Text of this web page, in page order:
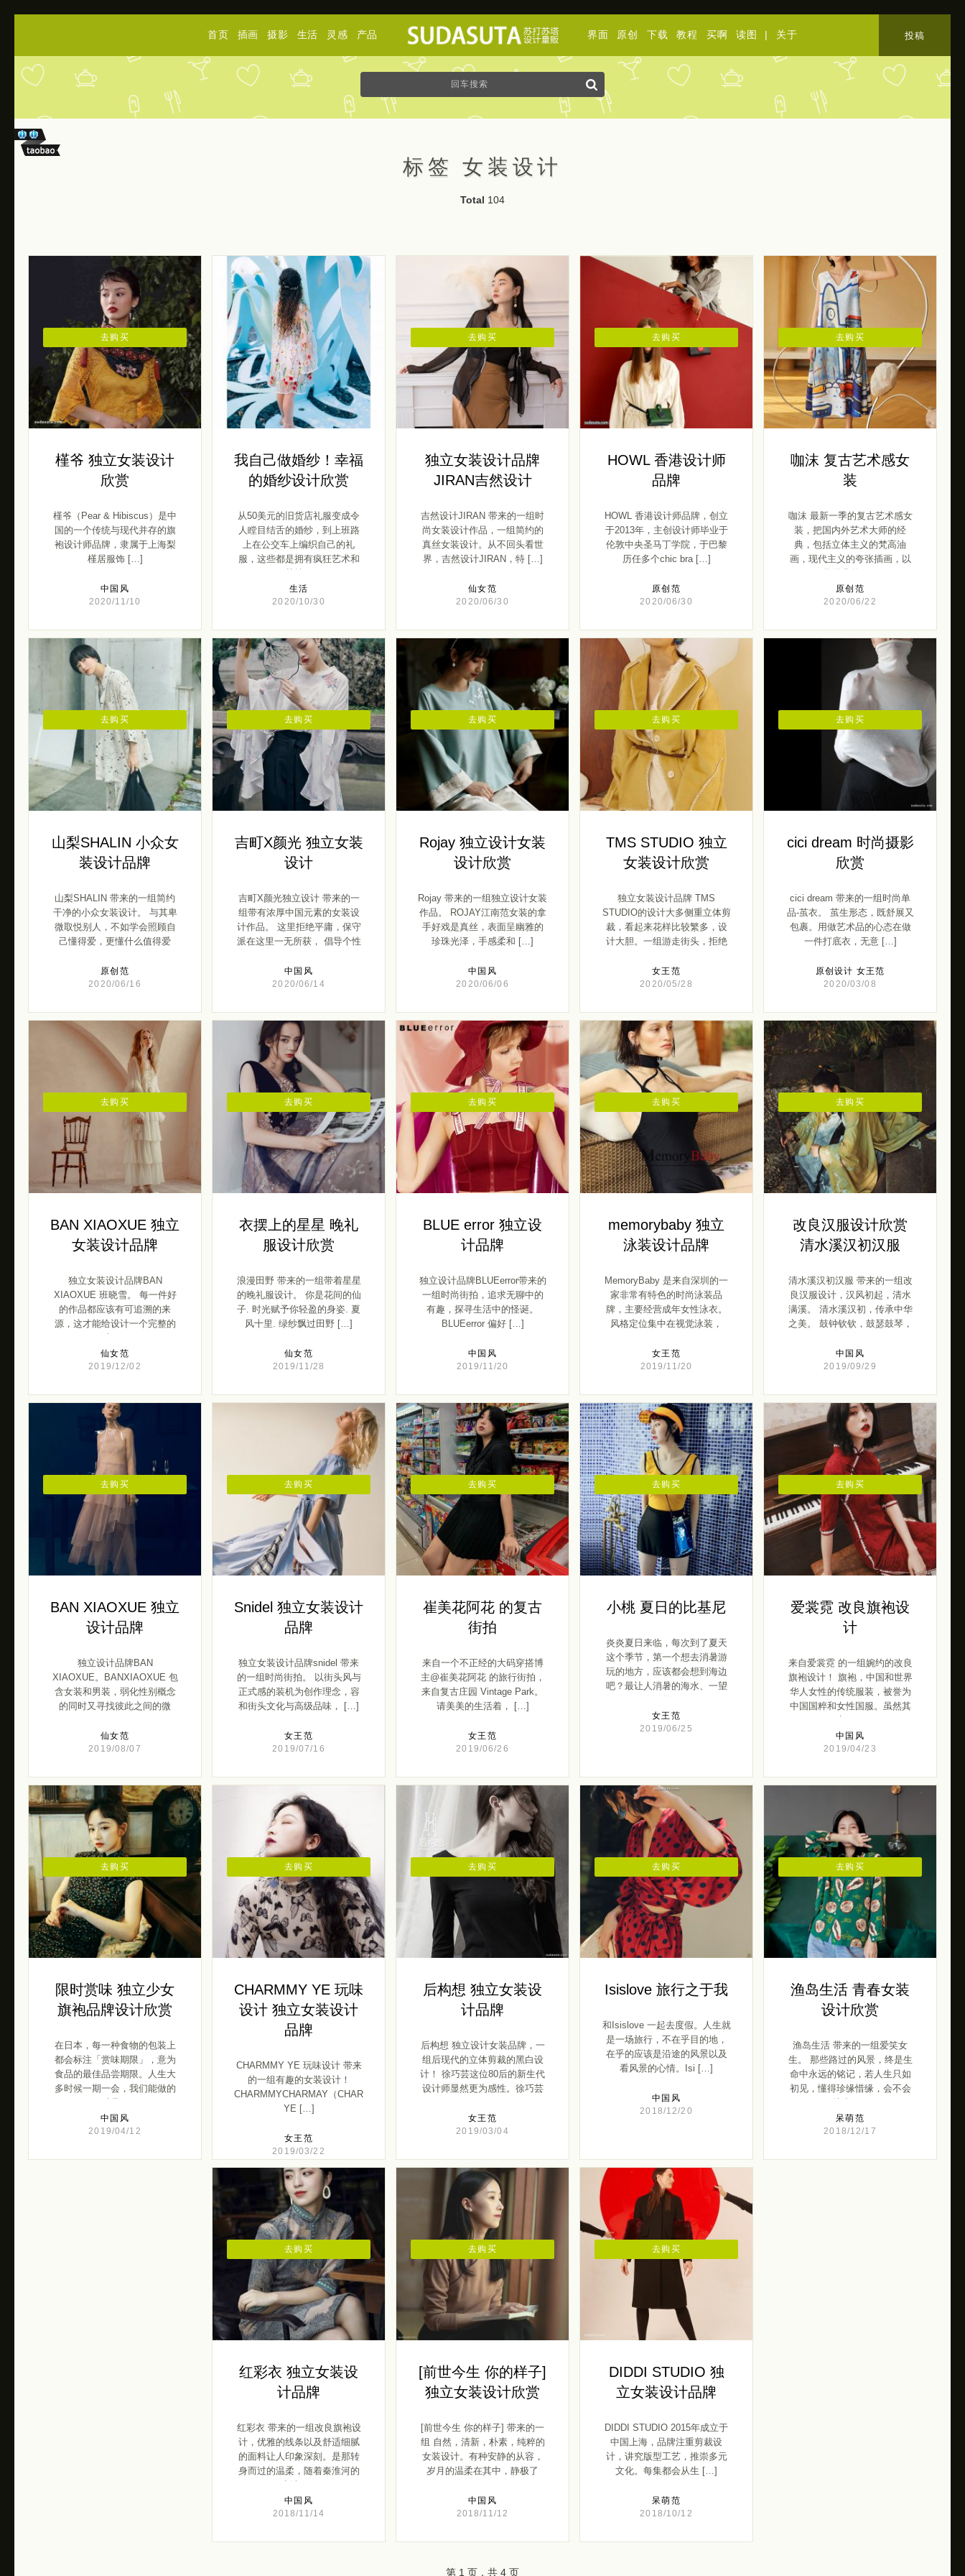
首页 插画 摄影 生活 灵感 产品 界面 原创 下载 教程 买啊 读图 | 关于 投稿
标签 女装设计
Total 104
去购买
槿爷 独立女装设计
欣赏
槿爷（Pear & Hibiscus）是中
国的一个传统与现代并存的旗
袍设计师品牌，隶属于上海梨
槿居服饰 […]
中国风
2020/11/10
我自己做婚纱！幸福
的婚纱设计欣赏
从50美元的旧货店礼服变成令
人瞠目结舌的婚纱，到上班路
上在公交车上编织自己的礼
服，这些都是拥有疯狂艺术和
生活
2020/10/30
去购买
独立女装设计品牌
JIRAN吉然设计
吉然设计JIRAN 带来的一组时
尚女装设计作品，一组简约的
真丝女装设计。从不回头看世
界，吉然设计JIRAN，特 […]
仙女范
2020/06/30
去购买
HOWL 香港设计师
品牌
HOWL 香港设计师品牌，创立
于2013年，主创设计师毕业于
伦敦中央圣马丁学院，于巴黎
历任多个chic bra […]
原创范
2020/06/30
去购买
咖沫 复古艺术感女
装
咖沫 最新一季的复古艺术感女
装，把国内外艺术大师的经
典，包括立体主义的梵高油
画，现代主义的夸张插画，以
原创范
2020/06/22
去购买
山梨SHALIN 小众女
装设计品牌
山梨SHALIN 带来的一组简约
干净的小众女装设计。 与其卑
微取悦别人，不如学会照顾自
己懂得爱，更懂什么值得爱
原创范
2020/06/16
去购买
吉町X颜光 独立女装
设计
吉町X颜光独立设计 带来的一
组带有浓厚中国元素的女装设
计作品。 这里拒绝平庸，保守
派在这里一无所获， 倡导个性
中国风
2020/06/14
去购买
Rojay 独立设计女装
设计欣赏
Rojay 带来的一组独立设计女装
作品。 ROJAY江南范女装的拿
手好戏是真丝，表面呈幽雅的
珍珠光泽，手感柔和 […]
中国风
2020/06/06
去购买
TMS STUDIO 独立
女装设计欣赏
独立女装设计品牌 TMS
STUDIO的设计大多侧重立体剪
裁，看起来花样比较繁多，设
计大胆。一组游走街头，拒绝
女王范
2020/05/28
去购买
cici dream 时尚摄影
欣赏
cici dream 带来的一组时尚单
品-茧衣。 茧生形态，既舒展又
包裹。用做艺术品的心态在做
一件打底衣，无意 […]
原创设计 女王范
2020/03/08
去购买
BAN XIAOXUE 独立
女装设计品牌
独立女装设计品牌BAN
XIAOXUE 班晓雪。 每一件好
的作品都应该有可追溯的来
源，这才能给设计一个完整的
仙女范
2019/12/02
去购买
衣摆上的星星 晚礼
服设计欣赏
浪漫田野 带来的一组带着星星
的晚礼服设计。 你是花间的仙
子. 时光赋予你轻盈的身姿. 夏
风十里. 绿纱飘过田野 […]
仙女范
2019/11/28
去购买
BLUE error 独立设
计品牌
独立设计品牌BLUEerror带来的
一组时尚街拍，追求无聊中的
有趣，探寻生活中的怪诞。
BLUEerror 偏好 […]
中国风
2019/11/20
去购买
memorybaby 独立
泳装设计品牌
MemoryBaby 是来自深圳的一
家非常有特色的时尚泳装品
牌，主要经营成年女性泳衣。
风格定位集中在视觉泳装，
女王范
2019/11/20
去购买
改良汉服设计欣赏
清水溪汉初汉服
清水溪汉初汉服 带来的一组改
良汉服设计，汉风初起，清水
满溪。 清水溪汉初，传承中华
之美。 鼓钟钦钦，鼓瑟鼓琴，
中国风
2019/09/29
去购买
BAN XIAOXUE 独立
设计品牌
独立设计品牌BAN
XIAOXUE。BANXIAOXUE 包
含女装和男装，弱化性别概念
的同时又寻找彼此之间的微
仙女范
2019/08/07
去购买
Snidel 独立女装设计
品牌
独立女装设计品牌snidel 带来
的一组时尚街拍。 以街头风与
正式感的装机为创作理念，容
和街头文化与高级品味， […]
女王范
2019/07/16
去购买
崔美花阿花 的复古
街拍
来自一个不正经的大码穿搭博
主@崔美花阿花 的旅行街拍，
来自复古庄园 Vintage Park。
请美美的生活着， […]
女王范
2019/06/26
去购买
小桃 夏日的比基尼
炎炎夏日来临，每次到了夏天
这个季节，第一个想去消暑游
玩的地方，应该都会想到海边
吧？最让人消暑的海水、一望
女王范
2019/06/25
去购买
爱裳霓 改良旗袍设
计
来自爱裳霓 的一组婉约的改良
旗袍设计！ 旗袍，中国和世界
华人女性的传统服装，被誉为
中国国粹和女性国服。虽然其
中国风
2019/04/23
去购买
限时赏味 独立少女
旗袍品牌设计欣赏
在日本，每一种食物的包装上
都会标注「赏味期限」，意为
食品的最佳品尝期限。人生大
多时候一期一会，我们能做的
中国风
2019/04/12
去购买
CHARMMY YE 玩味
设计 独立女装设计
品牌
CHARMMY YE 玩味设计 带来
的一组有趣的女装设计！
CHARMMYCHARMAY（CHARMMY
YE […]
女王范
2019/03/22
去购买
后构想 独立女装设
计品牌
后构想 独立设计女装品牌，一
组后现代的立体剪裁的黑白设
计！ 徐巧芸这位80后的新生代
设计师显然更为感性。徐巧芸
女王范
2019/03/04
去购买
Isislove 旅行之于我
和Isislove 一起去度假。人生就
是一场旅行，不在乎目的地，
在乎的应该是沿途的风景以及
看风景的心情。Isi […]
中国风
2018/12/20
去购买
渔岛生活 青春女装
设计欣赏
渔岛生活 带来的一组爱笑女
生。 那些路过的风景，终是生
命中永远的铭记，若人生只如
初见，懂得珍缘惜缘，会不会
呆萌范
2018/12/17
去购买
红彩衣 独立女装设
计品牌
红彩衣 带来的一组改良旗袍设
计，优雅的线条以及舒适细腻
的面料让人印象深刻。是那转
身而过的温柔，随着秦淮河的
中国风
2018/11/14
去购买
[前世今生 你的样子]
独立女装设计欣赏
[前世今生 你的样子] 带来的一
组 自然，清新，朴素，纯粹的
女装设计。有种安静的从容，
岁月的温柔在其中，静极了
中国风
2018/11/12
去购买
DIDDI STUDIO 独
立女装设计品牌
DIDDI STUDIO 2015年成立于
中国上海，品牌注重剪裁设
计，讲究版型工艺，推崇多元
文化。每集都会从生 […]
呆萌范
2018/10/12
第 1 页，共 4 页